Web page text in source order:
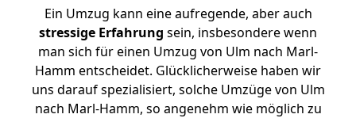
Ein Umzug kann eine aufregende, aber auch
stressige Erfahrung sein, insbesondere wenn
man sich für einen Umzug von Ulm nach Marl-
Hamm entscheidet. Glücklicherweise haben wir
uns darauf spezialisiert, solche Umzüge von Ulm
nach Marl-Hamm, so angenehm wie möglich zu